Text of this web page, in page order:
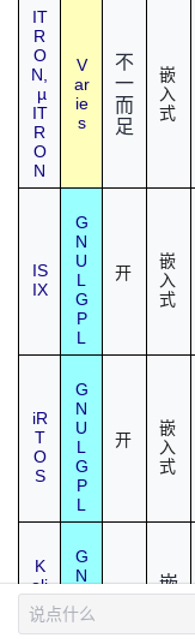
IT
R
O
N
µ
IT
R
O
N
V
ar
ie
s
不
一
而
足
嵌
入
式
IS
IX
G
N
U
L
G
P
L
开
嵌
入
式
iR
T
O
S
G
N
U
L
G
P
L
开
嵌
入
式
K
oli
br
iO
G
N
U
G
P
开
嵌